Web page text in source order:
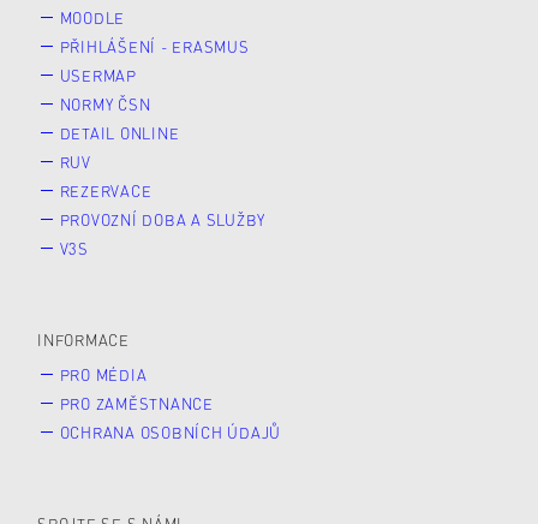
MOODLE
PŘIHLÁŠENÍ - ERASMUS
USERMAP
NORMY ČSN
DETAIL ONLINE
RUV
REZERVACE
PROVOZNÍ DOBA A SLUŽBY
V3S
INFORMACE
PRO MÉDIA
PRO ZAMĚSTNANCE
OCHRANA OSOBNÍCH ÚDAJŮ